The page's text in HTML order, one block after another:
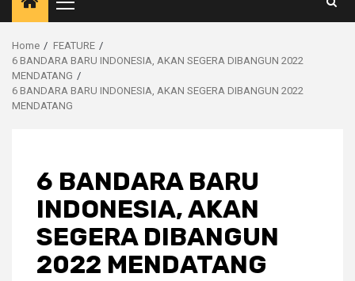
Primary
Menu
Home
FEATURE
6 BANDARA BARU INDONESIA, AKAN SEGERA DIBANGUN 2022
MENDATANG
6 BANDARA BARU INDONESIA, AKAN SEGERA DIBANGUN 2022
MENDATANG
6 BANDARA BARU
INDONESIA, AKAN
SEGERA DIBANGUN
2022 MENDATANG